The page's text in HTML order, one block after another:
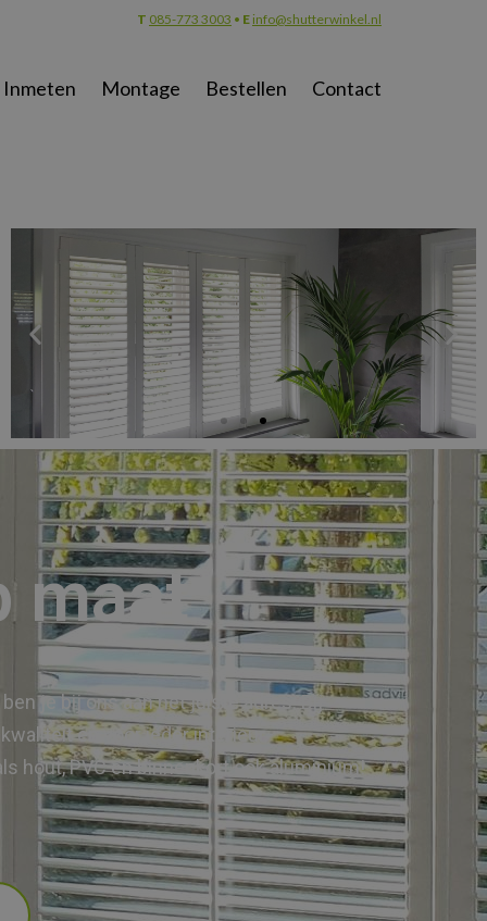
T 085-773 3003 • E info@shutterwinkel.nl
Inmeten Montage Bestellen Contact
maat
je bij ons aan het juiste adres. Bij
en voor ieder interieur.
hout, PVC en binnenkort ook aluminium!